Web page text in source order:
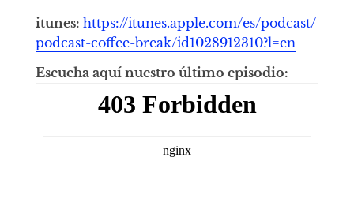
itunes: https://itunes.apple.com/es/podcast/
podcast-coffee-break/id1028912310?l=en
Escucha aquí nuestro último episodio: